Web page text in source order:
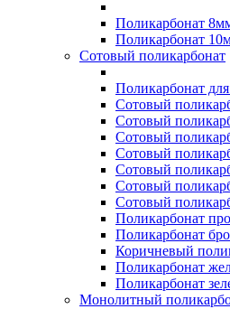
Поликарбонат
Поликарбонат
Сотовый поликарбонат
Поликарбонат
Сотовый
Сотовый
Сотовый
Сотовый
Сотовый
Сотовый
Сотовый
Поликарбонат
Поликарбонат
Коричневый
Поликарбонат
Поликарбонат
Монолитный